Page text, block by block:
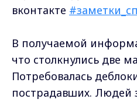
вконтакте
В получаемой
что столкнулись две
Потребовалась
пострадавших. Людей